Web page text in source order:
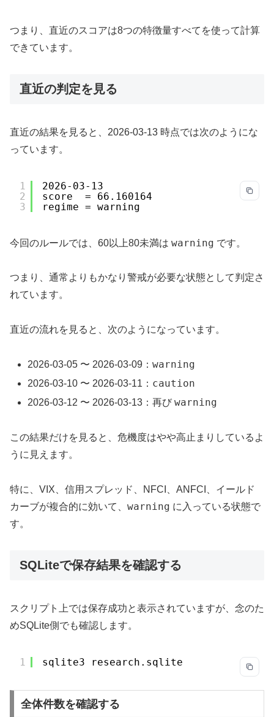
つまり、直近のスコアは8つの特徴量すべてを使って計算
できています。
直近の判定を見る
直近の結果を見ると、2026-03-13 時点では次のようにな
っています。
1
2
3
2026-03-13
score  = 66.160164
regime = warning
今回のルールでは、60以上80未満は warning です。
つまり、通常よりもかなり警戒が必要な状態として判定さ
れています。
直近の流れを見ると、次のようになっています。
2026-03-05 〜 2026-03-09：warning
2026-03-10 〜 2026-03-11： caution
2026-03-12 〜 2026-03-13：再びwarning
この結果だけを見ると、危機度はやや高止まりしているよ
うに見えます。
特に、VIX、信用スプレッド、NFCI、ANFCI、イールド
カーブが複合的に効いて、 warning に入っている状態で
す。
SQLiteで保存結果を確認する
スクリプト上では保存成功と表示されていますが、念のた
めSQLite側でも確認します。
1 sqlite3 research.sqlite
全体件数を確認する